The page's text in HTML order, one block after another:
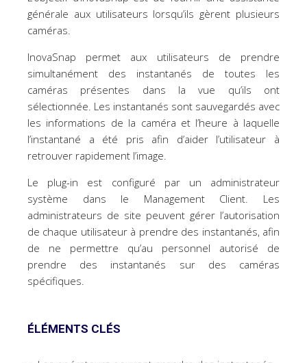
générale aux utilisateurs lorsqu’ils gèrent plusieurs
caméras.
InovaSnap permet aux utilisateurs de prendre
simultanément des instantanés de toutes les
caméras présentes dans la vue qu’ils ont
sélectionnée. Les instantanés sont sauvegardés avec
les informations de la caméra et l’heure à laquelle
l’instantané a été pris afin d’aider l’utilisateur à
retrouver rapidement l’image.
Le plug-in est configuré par un administrateur
système dans le Management Client. Les
administrateurs de site peuvent gérer l’autorisation
de chaque utilisateur à prendre des instantanés, afin
de ne permettre qu’au personnel autorisé de
prendre des instantanés sur des caméras
spécifiques.
ÉLÉMENTS CLÉS